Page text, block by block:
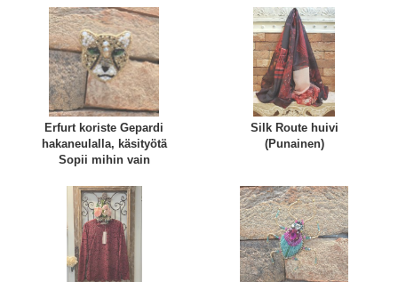
Erfurt koriste Gepardi
hakaneulalla, käsityötä
Sopii mihin vain
Silk Route huivi
(Punainen)